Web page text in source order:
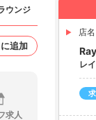
ウンジ
追加
求人
店名
レ